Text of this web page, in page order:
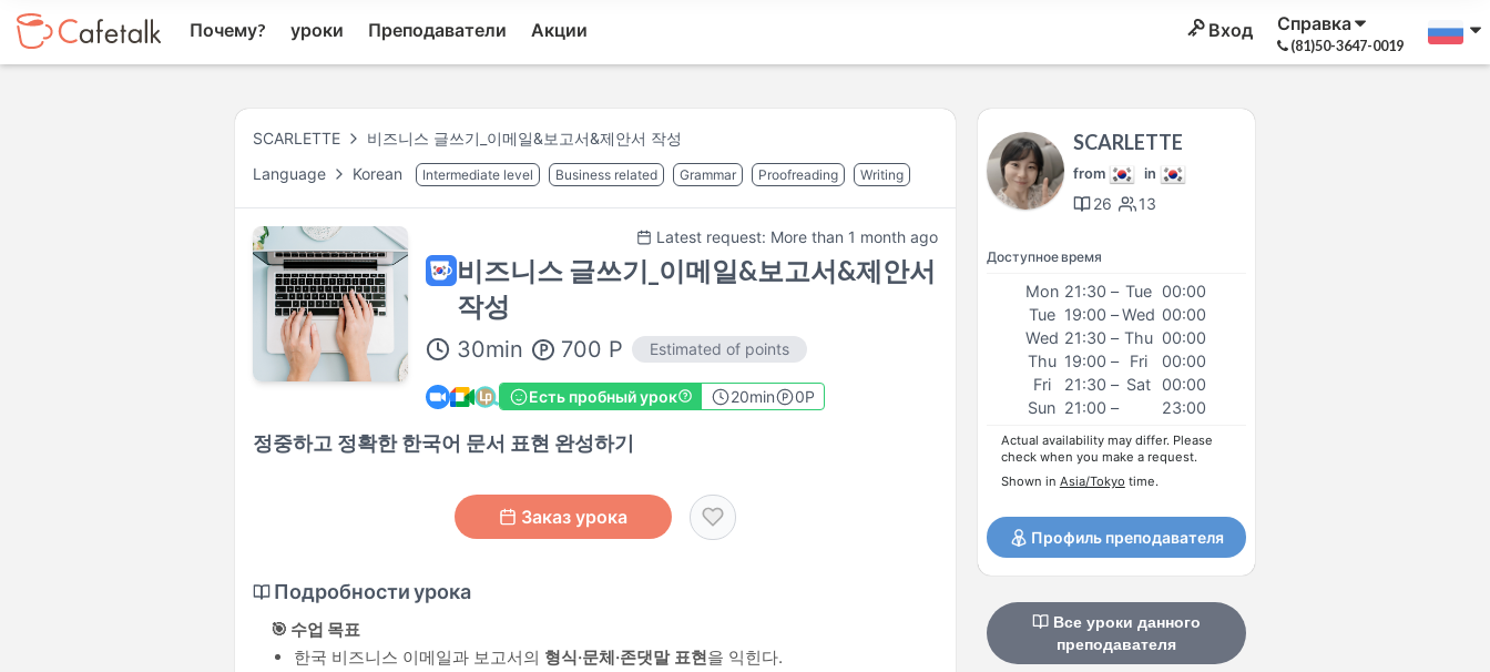
Почему? уроки Преподаватели Акции Вход Справка
(81)50-3647-0019
SCARLETTE
비즈니스 글쓰기_이메일&보고서&제안서 작성
Language
Korean Intermediate level Business related Grammar Proofreading Writing
Latest request: More than 1 month ago
비즈니스 글쓰기_이메일&보고서&제안서
작성
30min 700 P Estimated of points
Есть пробный урок 20min 0P
정중하고 정확한 한국어 문서 표현 완성하기
Заказ урока
Подробности урока
🎯 수업 목표
한국 비즈니스 이메일과 보고서의 형식·문체·존댓말 표현을 익힌다.
SCARLETTE
from in
26 13
Доступное время
Mon 21:30 – Tue
00:00
Tue 19:00 – Wed 00:00
Wed 21:30 – Thu 00:00
Thu 19:00 – Fri
00:00
Fri
21:30 – Sat
00:00
Sun 21:00 – 23:00
Actual availability may differ. Please
check when you make a request.
Shown in Asia/Tokyo time.
Профиль преподавателя
Все уроки данного
преподавателя